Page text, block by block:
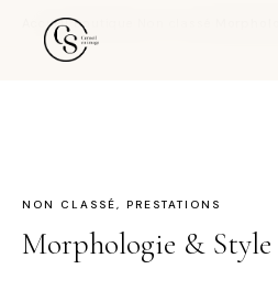
Accueil›Boutique
NON CLASSÉ, PRESTATIONS
Morphologie & Style